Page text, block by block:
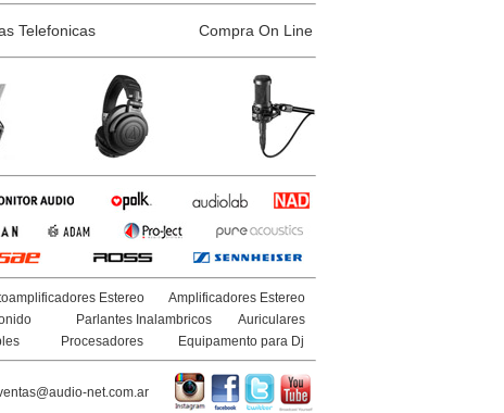
Telefonicas Compra On Line
Estereo
Amplificadores Estereo
Parlantes Inalambricos
Auriculares
Procesadores Equipamento para Dj
net.com.ar